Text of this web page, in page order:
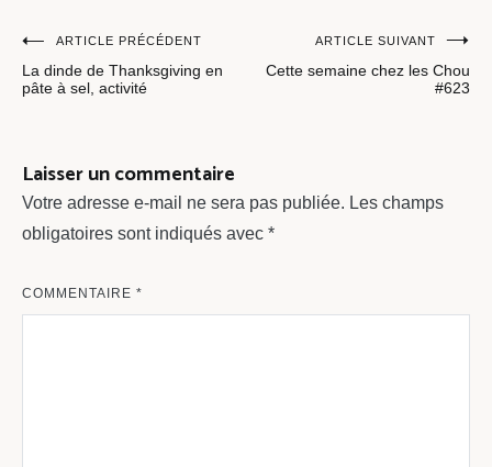
Navigation
de
ARTICLE PRÉCÉDENT
La dinde de Thanksgiving en
pâte à sel, activité
ARTICLE SUIVANT
Cette semaine chez les Chou
#623
Laisser un commentaire
Votre adresse e-mail ne sera pas publiée. Les champs
obligatoires sont indiqués avec *
COMMENTAIRE *